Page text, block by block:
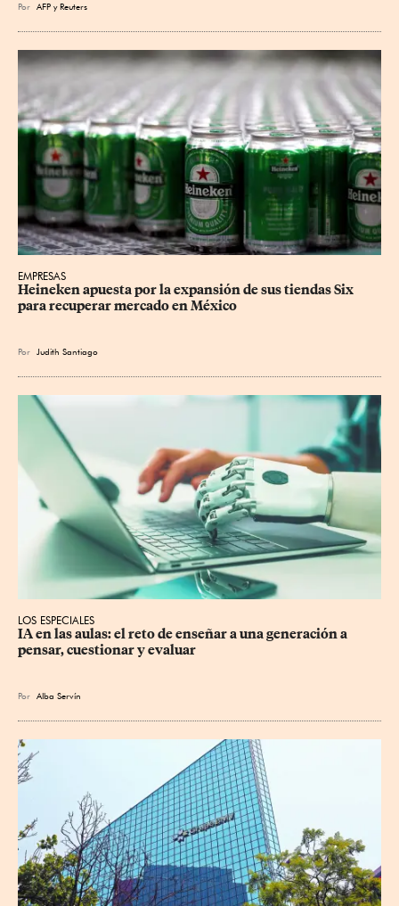
Por AFP yReuters
EMPRESAS
Heineken apuesta por la expansión de sus tiendas Six
para recuperar mercado en México
Por Judith Santiago
LOS ESPECIALES
IA en las aulas: el reto de enseñar a una generación a
pensar, cuestionar y evaluar
Por Alba Servín